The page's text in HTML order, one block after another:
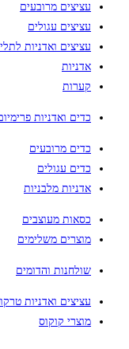
עציצים מרובעים
עציצים עגולים
עציצים ואדניות
אדניות
קערות
כדים ואדניות
כדים מרובעים
כדים עגולים
אדניות מלבניות
כסאות מעוצבים
מוצרים משלימים
שולחנות והדומים
עציצים ואדניות
מוצרי קוקוס